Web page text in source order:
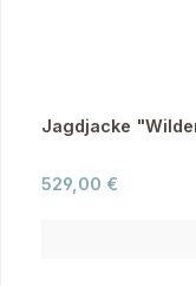
Jagdjacke
Regulärer Preis:
529,00 €